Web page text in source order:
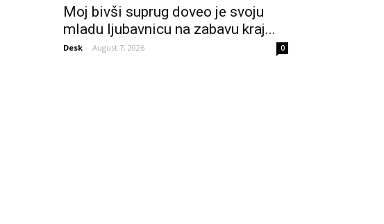
Moj bivši suprug doveo je svoju
mladu ljubavnicu na zabavu kraj...
Desk - August 7, 2026 0